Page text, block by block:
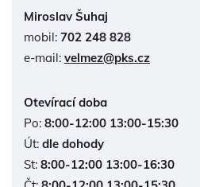
Miroslav Šuhaj
mobil: 702 248 828
e-mail: velmez@pks.cz
Otevírací doba
Po: 8:00-12:00 13:00-15:30
Út: dle dohody
St: 8:00-12:00 13:00-16:30